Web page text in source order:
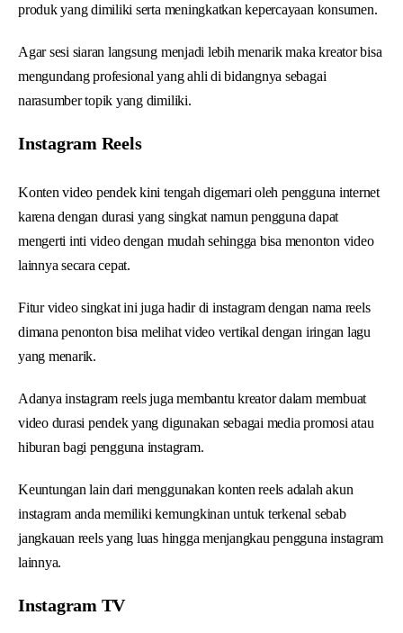
produk yang dimiliki serta meningkatkan kepercayaan konsumen.
Agar sesi siaran langsung menjadi lebih menarik maka kreator bisa
mengundang profesional yang ahli di bidangnya sebagai
narasumber topik yang dimiliki.
Instagram Reels
Konten video pendek kini tengah digemari oleh pengguna internet
karena dengan durasi yang singkat namun pengguna dapat
mengerti inti video dengan mudah sehingga bisa menonton video
lainnya secara cepat.
Fitur video singkat ini juga hadir di instagram dengan nama reels
dimana penonton bisa melihat video vertikal dengan iringan lagu
yang menarik.
Adanya instagram reels juga membantu kreator dalam membuat
video durasi pendek yang digunakan sebagai media promosi atau
hiburan bagi pengguna instagram.
Keuntungan lain dari menggunakan konten reels adalah akun
instagram anda memiliki kemungkinan untuk terkenal sebab
jangkauan reels yang luas hingga menjangkau pengguna instagram
lainnya.
Instagram TV